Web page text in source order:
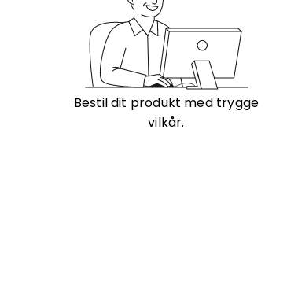
Bestil dit produkt med trygge
vilkår.